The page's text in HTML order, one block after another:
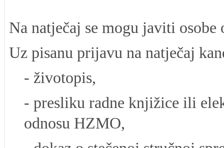
Na natječaj se mogu javiti osobe
Uz pisanu prijavu na natječaj
- životopis,
- presliku radne knjižice ili
odnosu HZMO,